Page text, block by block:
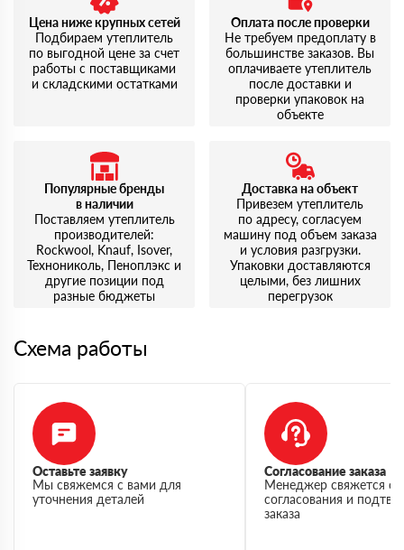
Цена ниже крупных сетей
Подбираем утеплитель
по выгодной цене за счет
работы с поставщиками
и складскими остатками
Оплата после проверки
Не требуем предоплату в
большинстве заказов. Вы
оплачиваете утеплитель
после доставки и
проверки упаковок на
объекте
Популярные бренды
в наличии
Поставляем утеплитель
производителей:
Rockwool, Knauf, Isover,
Технониколь, Пеноплэкс и
другие позиции под
разные бюджеты
Доставка на объект
Привезем утеплитель
по адресу, согласуем
машину под объем заказа
и условия разгрузки.
Упаковки доставляются
целыми, без лишних
перегрузок
Схема работы
Оставьте заявку
Мы свяжемся с вами для
уточнения деталей
Согласование заказа
Менеджер свяжется с
согласования и
заказа